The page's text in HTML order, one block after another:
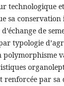
technologique
sa conservation
de
typologie
polymorphisme
renforcée par